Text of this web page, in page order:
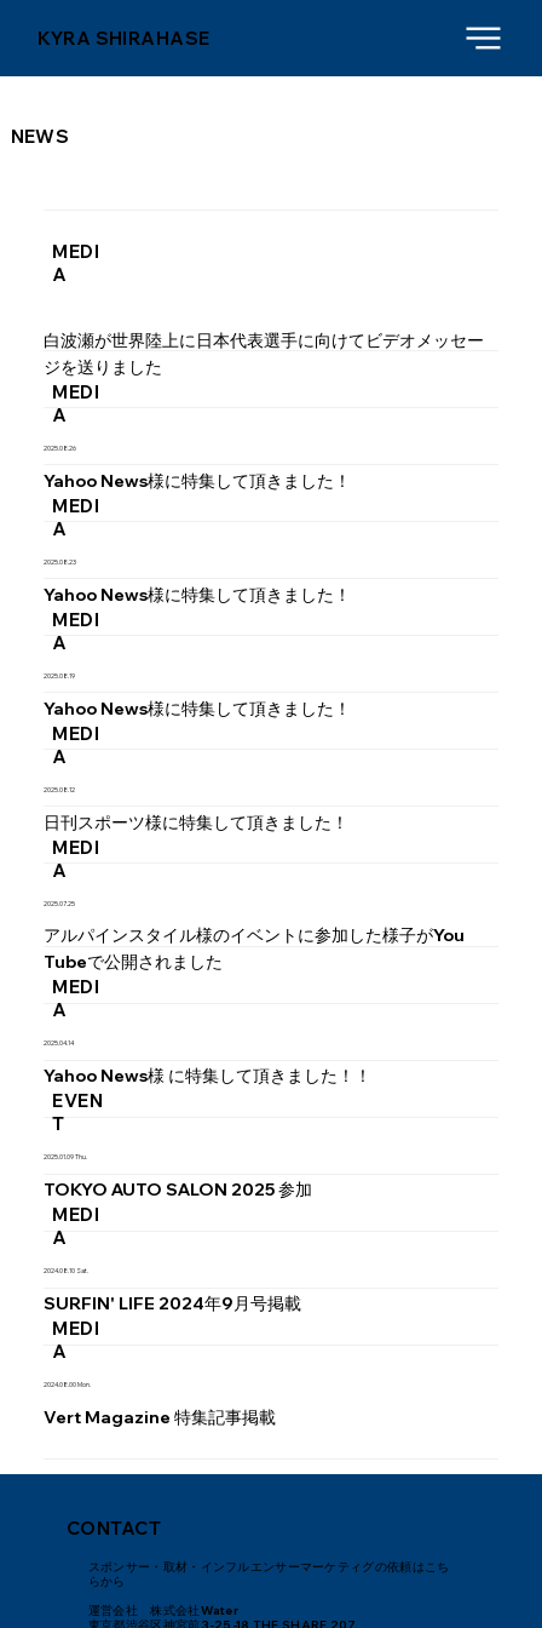
KYRA SHIRAHASE
NEWS
MEDI
A
白波瀬が世界陸上に日本代表選手に向けてビデオメッセー
ジを送りました
MEDI
A
2025.08.26
Yahoo News様に特集して頂きました！
MEDI
A
2025.08.23
Yahoo News様に特集して頂きました！
MEDI
A
2025.08.19
Yahoo News様に特集して頂きました！
MEDI
A
2025.08.12
日刊スポーツ様に特集して頂きました！
MEDI
A
2025.07.25
アルパインスタイル様のイベントに参加した様子がYou
Tubeで公開されました
MEDI
A
2025.04.14
Yahoo News様 に特集して頂きました！！
EVEN
T
2025.01.09 Thu.
TOKYO AUTO SALON 2025 参加
MEDI
A
2024.08.10 Sat.
SURFIN' LIFE 2024年9月号掲載
MEDI
A
2024.08.00 Mon.
Vert Magazine 特集記事掲載
CONTACT
スポンサー・取材・インフルエンサーマーケティグの依頼はこち
らから
運営会社 株式会社Water
東京都渋谷区神宮前3-25-18 THE SHARE 207